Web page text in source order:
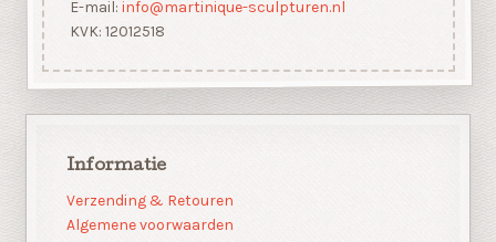
E-mail: info@martinique-sculpturen.nl
KVK: 12012518
Informatie
Verzending & Retouren
Algemene voorwaarden